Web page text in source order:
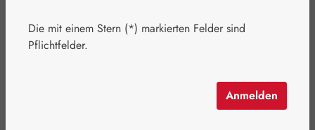
Die mit einem Stern (*) markierten Felder sind
Pflichtfelder.
Anmelden